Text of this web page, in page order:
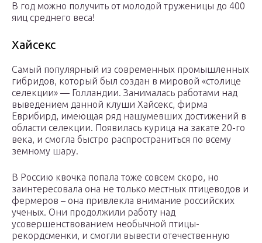
В год можно получить от молодой труженицы до 400
яиц среднего веса!
Хайсекс
Самый популярный из современных промышленных
гибридов, который был создан в мировой «столице
селекции» — Голландии. Занималась работами над
выведением данной клуши Хайсекс, фирма
Еврибирд, имеющая ряд нашумевших достижений в
области селекции. Появилась курица на закате 20-го
века, и смогла быстро распространиться по всему
земному шару.
В Россию квочка попала тоже совсем скоро, но
заинтересовала она не только местных птицеводов и
фермеров – она привлекла внимание российских
ученых. Они продолжили работу над
усовершенствованием необычной птицы-
рекордсменки, и смогли вывести отечественную